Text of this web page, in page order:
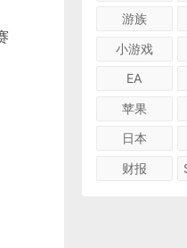
游族
小游戏
EA
苹果
日本
财报